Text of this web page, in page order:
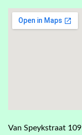
Van Speykstraat 109